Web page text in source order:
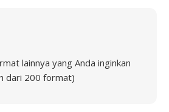
lainnya yang Anda inginkan
dari 200 format)